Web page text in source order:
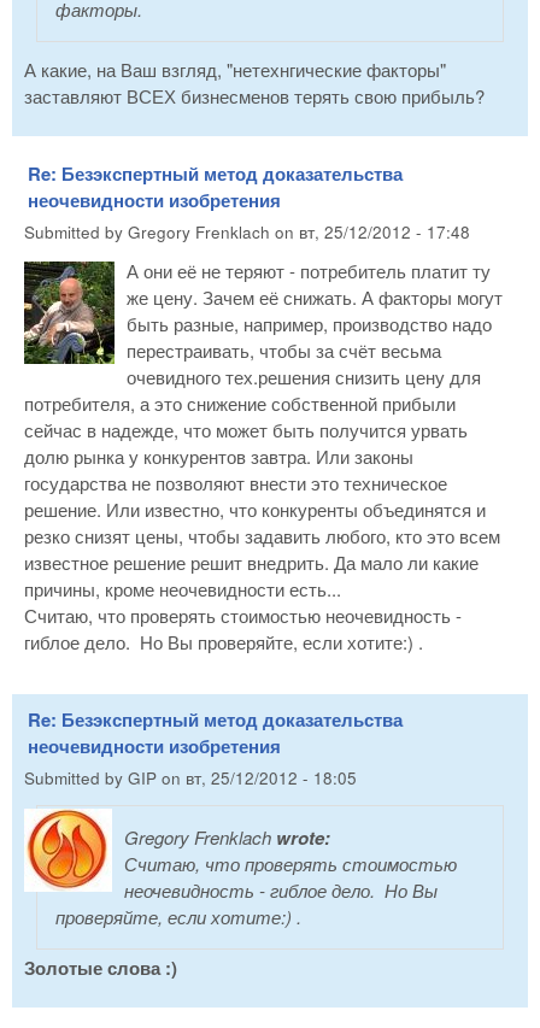
факторы.
А какие, на Ваш взгляд, "нетехнгические факторы"
заставляют ВСЕХ бизнесменов терять свою прибыль?
Re: Безэкспертный метод доказательства
неочевидности изобретения
Submitted by Gregory Frenklach on вт, 25/12/2012 - 17:48
А они её не теряют - потребитель платит ту
же цену. Зачем её снижать. А факторы могут
быть разные, например, производство надо
перестраивать, чтобы за счёт весьма
очевидного тех.решения снизить цену для
потребителя, а это снижение собственной прибыли
сейчас в надежде, что может быть получится урвать
долю рынка у конкурентов завтра. Или законы
государства не позволяют внести это техническое
решение. Или известно, что конкуренты объединятся и
резко снизят цены, чтобы задавить любого, кто это всем
известное решение решит внедрить. Да мало ли какие
причины, кроме неочевидности есть...
Считаю, что проверять стоимостью неочевидность -
гиблое дело. Но Вы проверяйте, если хотите:) .
Re: Безэкспертный метод доказательства
неочевидности изобретения
Submitted by GIP on вт, 25/12/2012 - 18:05
Gregory Frenklach wrote:
Считаю, что проверять стоимостью
неочевидность - гиблое дело. Но Вы
проверяйте, если хотите:) .
Золотые слова :)